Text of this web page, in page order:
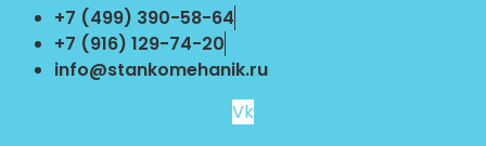
Перейти
содержимому
+7 (499) 390-58-64
+7 (916) 129-74-20
info@stankomehanik.ru
Vk